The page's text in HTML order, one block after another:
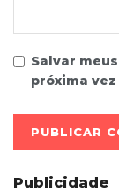
Salvar
próxima
Publicidade